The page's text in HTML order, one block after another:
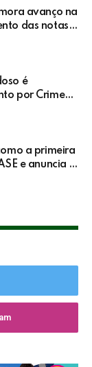
avanço na
das notas
de Itabela
é
por Crime
a primeira
e anuncia a